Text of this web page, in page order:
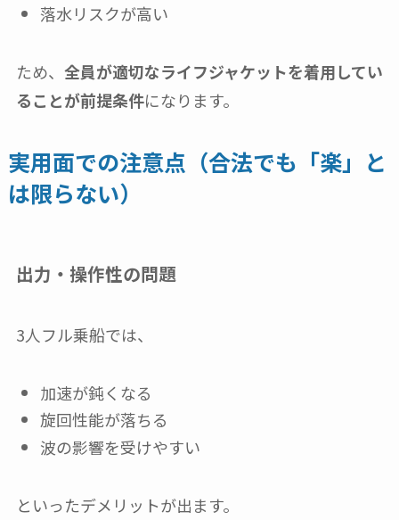
落水リスクが高い
ため、 全員が適切なライフジャケットを着用してい
ることが前提条件になります。
実用面での注意点（合法でも「楽」と
は限らない）
出力・操作性の問題
3人フル乗船では、
加速が鈍くなる
旋回性能が落ちる
波の影響を受けやすい
といったデメリットが出ます。